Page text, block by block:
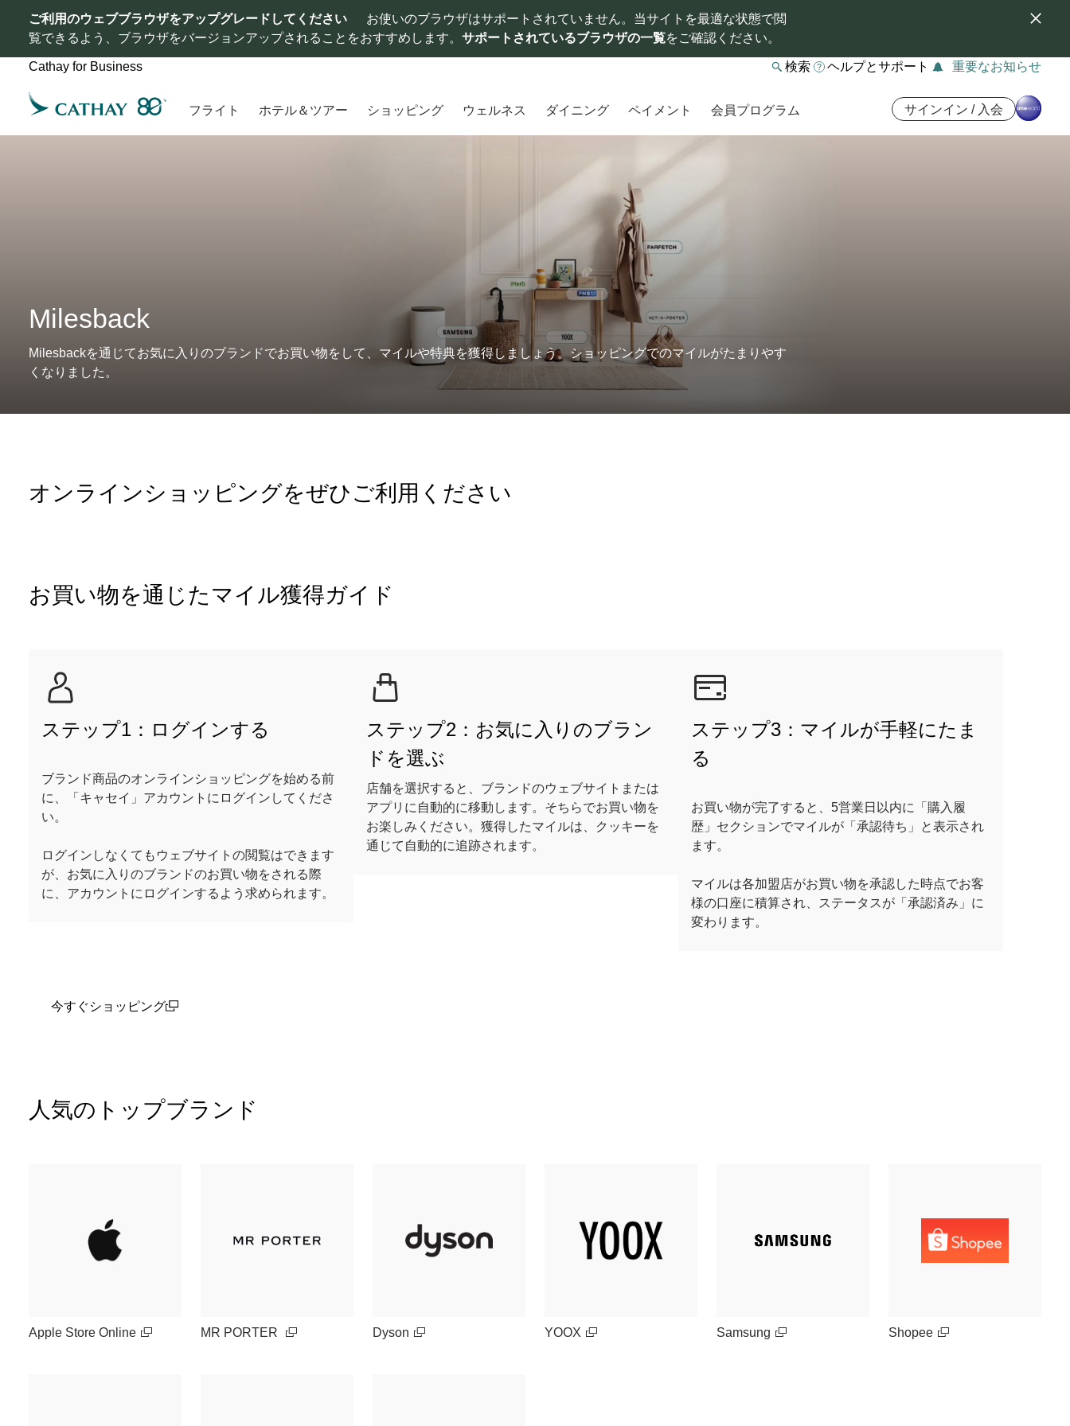
ご利用のウェブブラウザをアップグレードしてください
お使いのブラウザはサポートされていません。当サイトを最適な状態で閲
覧できるよう、ブラウザをバージョンアップされることをおすすめします。 サポートされているブラウザの一覧をご確認ください。
Cathay for Business 検索 ヘルプとサポート 重要なお知らせ
フライト ホテル＆ツアー ショッピング ウェルネス ダイニング ペイメント 会員プログラム サインイン / 入会
Milesback
Milesbackを通じてお気に入りのブランドでお買い物をして、マイルや特典を獲得しましょう。ショッピングでのマイルがたまりやす
くなりました。
オンラインショッピングをぜひご利用ください
お買い物を通じたマイル獲得ガイド
ステップ1：ログインする
ブランド商品のオンラインショッピングを始める前
に、「キャセイ」アカウントにログインしてくださ
い。
ログインしなくてもウェブサイトの閲覧はできます
が、お気に入りのブランドのお買い物をされる際
に、アカウントにログインするよう求められます。
ステップ2：お気に入りのブラン
ドを選ぶ
店舗を選択すると、ブランドのウェブサイトまたは
アプリに自動的に移動します。そちらでお買い物を
お楽しみください。獲得したマイルは、クッキーを
通じて自動的に追跡されます。
ステップ3：マイルが手軽にたま
る
お買い物が完了すると、5営業日以内に「購入履
歴」セクションでマイルが「承認待ち」と表示され
ます。
マイルは各加盟店がお買い物を承認した時点でお客
様の口座に積算され、ステータスが「承認済み」に
変わります。
今すぐショッピング
人気のトップブランド
Apple Store Online MR PORTER Dyson YOOX Samsung Shopee